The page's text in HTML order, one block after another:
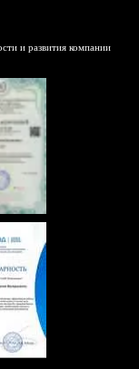
и развития компании